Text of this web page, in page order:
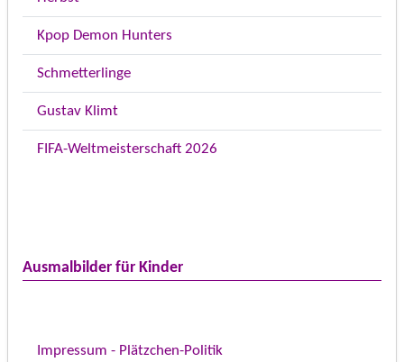
Kpop Demon Hunters
Schmetterlinge
Gustav Klimt
FIFA-Weltmeisterschaft 2026
Ausmalbilder für Kinder
Impressum - Plätzchen-Politik